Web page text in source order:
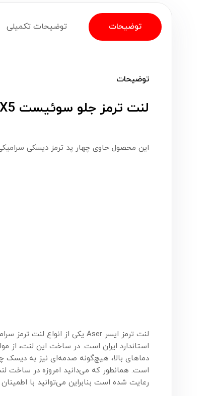
توضیحات توضیحات تکمیلی
توضیحات
لنت ترمز جلو سوئیست DX5 ایسر (Aser)
این محصول حاوی چهار پد ترمز دیسکی
استاندارد ایران است. در ساخت این لنت، از
دماهای بالا، هیچ‌گونه صدمه‌ای نیز به دیسک
است. همانطور که می‌دانید امروزه در ساخت
رعایت شده است بنابراین می‌توانید با